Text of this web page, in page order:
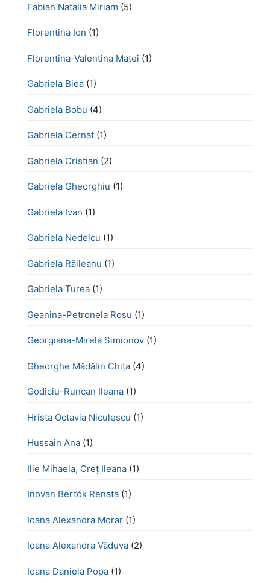
Fabian Natalia Miriam (5)
Florentina Ion (1)
Florentina-Valentina Matei (1)
Gabriela Biea (1)
Gabriela Bobu (4)
Gabriela Cernat (1)
Gabriela Cristian (2)
Gabriela Gheorghiu (1)
Gabriela Ivan (1)
Gabriela Nedelcu (1)
Gabriela Răileanu (1)
Gabriela Turea (1)
Geanina-Petronela Roșu (1)
Georgiana-Mirela Simionov (1)
Gheorghe Mădălin Chiţa (4)
Godiciu-Runcan Ileana (1)
Hrista Octavia Niculescu (1)
Hussain Ana (1)
Ilie Mihaela, Creț Ileana (1)
Inovan Bertók Renata (1)
Ioana Alexandra Morar (1)
Ioana Alexandra Văduva (2)
Ioana Daniela Popa (1)